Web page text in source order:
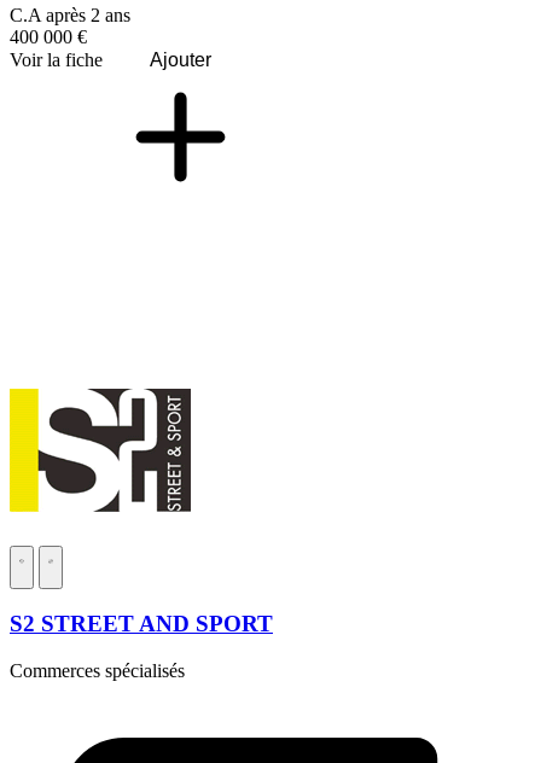
C.A après 2 ans
400 000 €
Voir la fiche
Ajouter
S2 STREET AND SPORT
Commerces spécialisés